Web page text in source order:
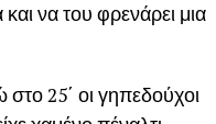
να του φρενάρει μια
25΄ οι γηπεδούχοι